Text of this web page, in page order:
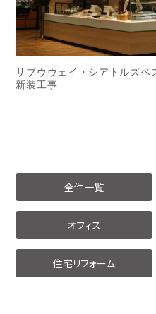
サブウウェイ・シアトルズベ
新装工事
全件一覧
オフィス
住宅リフォーム